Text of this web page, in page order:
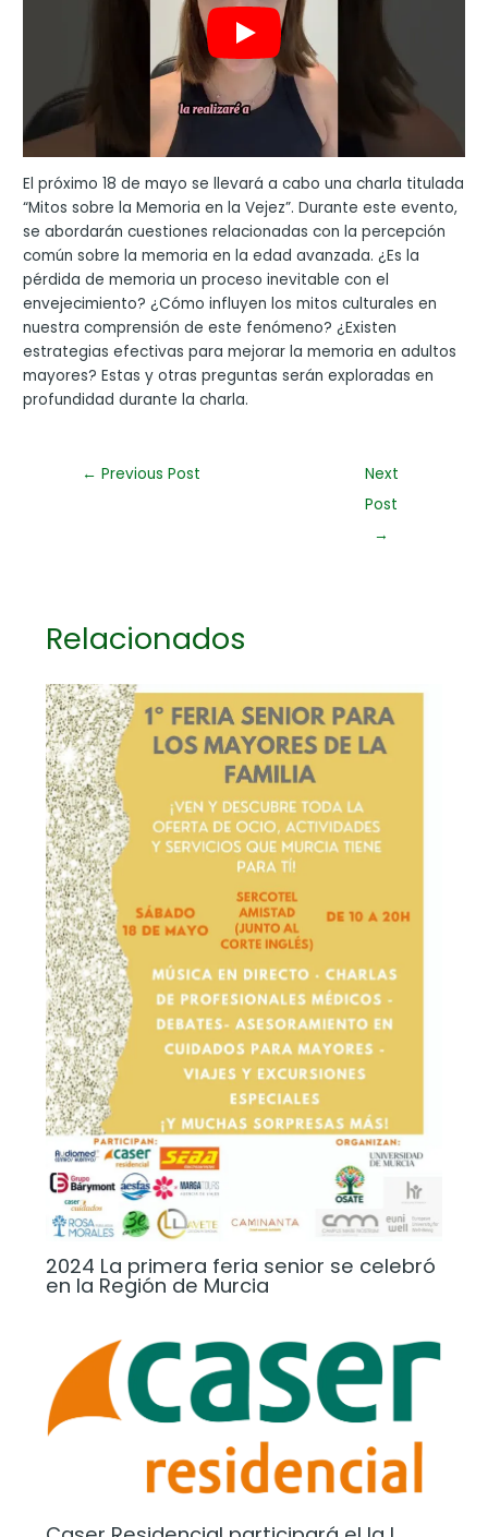
El próximo 18 de mayo se llevará a cabo una charla titulada
“Mitos sobre la Memoria en la Vejez”. Durante este evento,
se abordarán cuestiones relacionadas con la percepción
común sobre la memoria en la edad avanzada. ¿Es la
pérdida de memoria un proceso inevitable con el
envejecimiento? ¿Cómo influyen los mitos culturales en
nuestra comprensión de este fenómeno? ¿Existen
estrategias efectivas para mejorar la memoria en adultos
mayores? Estas y otras preguntas serán exploradas en
profundidad durante la charla.
← Previous Post
Next
Post
→
Relacionados
2024 La primera feria senior se celebró
en la Región de Murcia